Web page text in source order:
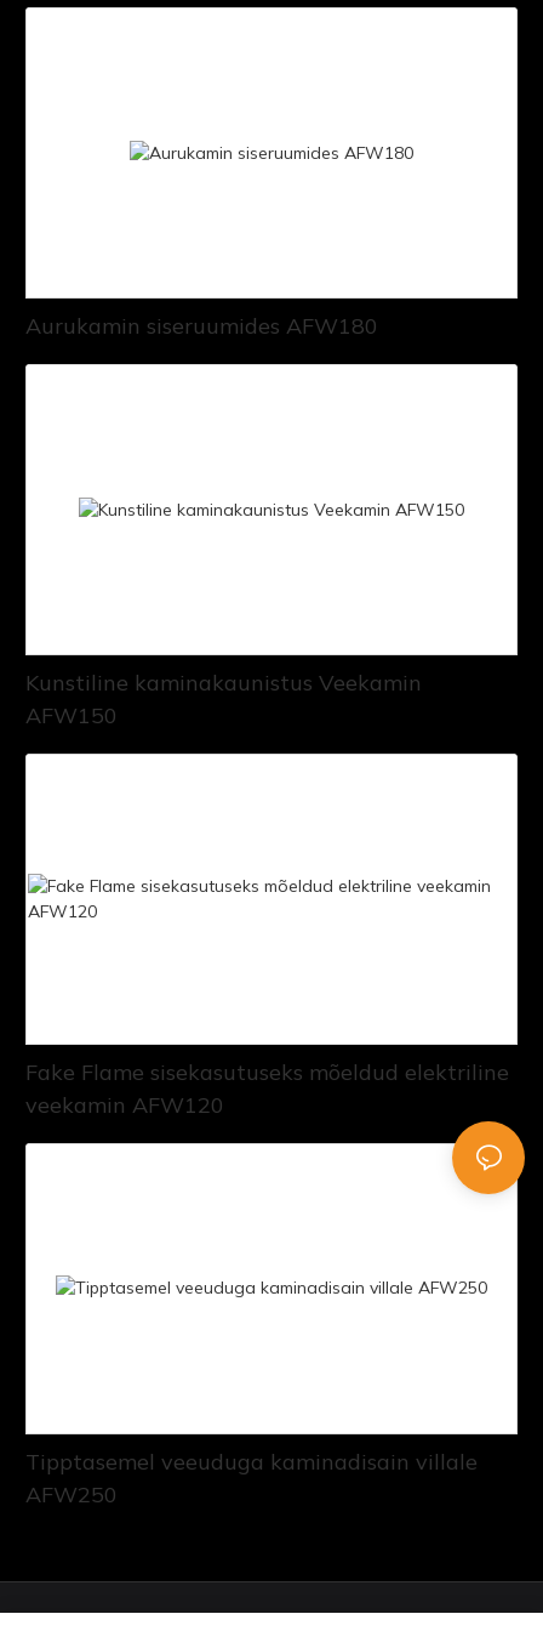
Aurukamin siseruumides AFW180
Kunstiline kaminakaunistus Veekamin
AFW150
Fake Flame sisekasutuseks mõeldud elektriline
veekamin AFW120
Tipptasemel veeuduga kaminadisain villale
AFW250